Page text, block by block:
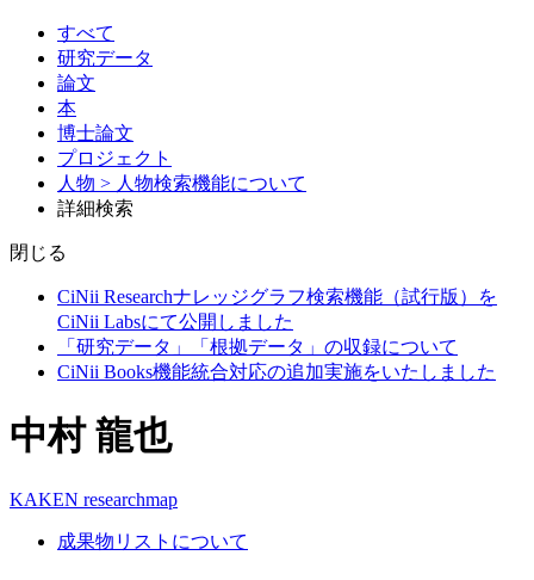
すべて
研究データ
論文
本
博士論文
プロジェクト
人物 > 人物検索機能について
詳細検索
閉じる
CiNii Researchナレッジグラフ検索機能（試行版）を
CiNii Labsにて公開しました
「研究データ」「根拠データ」の収録について
CiNii Books機能統合対応の追加実施をいたしました
中村 龍也
KAKEN researchmap
成果物リストについて